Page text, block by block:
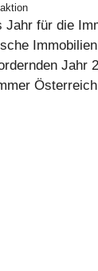
Jahr für die
Jahr